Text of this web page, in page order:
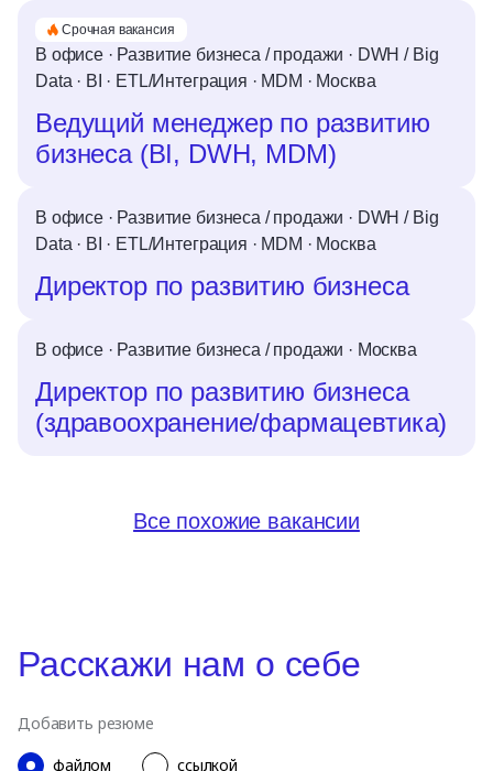
В офисе · Развитие бизнеса / продажи · DWH / Big
Data · BI · ETL/Интеграция · MDM · Москва
Ведущий менеджер по развитию
бизнеса (BI, DWH, MDM)
Срочная вакансия
В офисе · Развитие бизнеса / продажи · DWH / Big
Data · BI · ETL/Интеграция · MDM · Москва
Директор по развитию бизнеса
В офисе · Развитие бизнеса / продажи · Москва
Директор по развитию бизнеса
(здравоохранение/фармацевтика)
Все похожие вакансии
Расскажи нам о себе
Добавить резюме
файлом
ссылкой